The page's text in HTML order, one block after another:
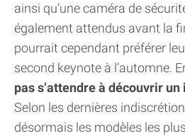
ainsi qu’une caméra de
également attendus avant la
pourrait cependant préférer
second keynote à l’automne.
pas s’attendre à découvrir
Selon les dernières
désormais les modèles les